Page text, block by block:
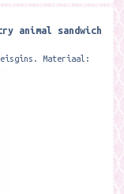
animal sandwich
Materiaal: